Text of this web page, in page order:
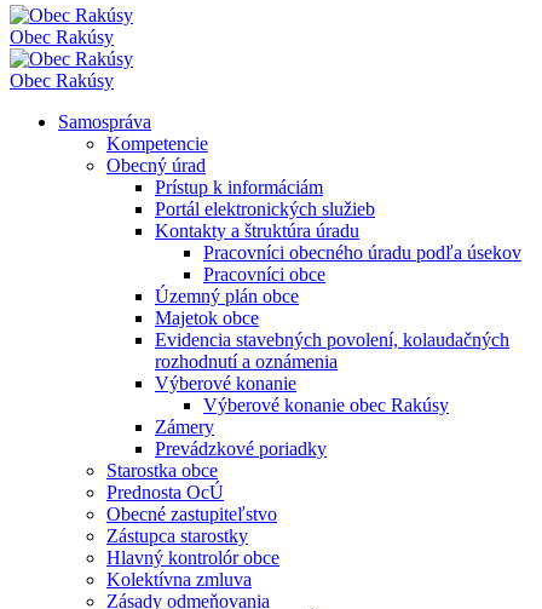
Obec Rakúsy
Obec Rakúsy
Samospráva
Kompetencie
Obecný úrad
Prístup k informáciám
Portál elektronických služieb
Kontakty a štruktúra úradu
Pracovníci obecného úradu podľa úsekov
Pracovníci obce
Územný plán obce
Majetok obce
Evidencia stavebných povolení, kolaudačných
rozhodnutí a oznámenia
Výberové konanie
Výberové konanie obec Rakúsy
Zámery
Prevádzkové poriadky
Starostka obce
Prednosta OcÚ
Obecné zastupiteľstvo
Zástupca starostky
Hlavný kontrolór obce
Kolektívna zmluva
Zásady odmeňovania